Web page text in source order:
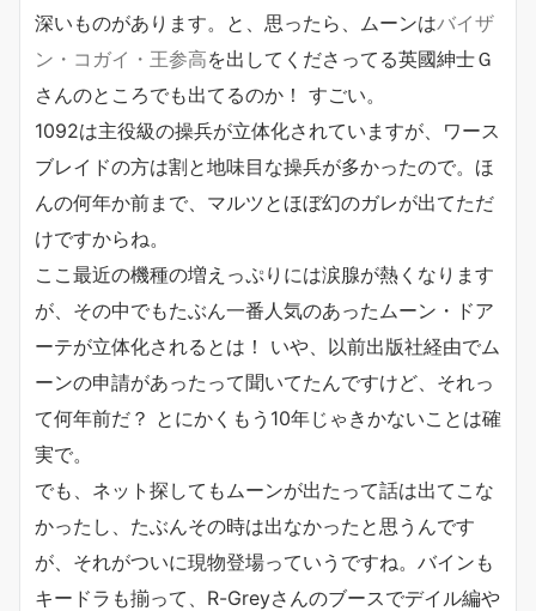
深いものがあります。と、思ったら、ムーンはバイザ
ン・コガイ・王参高を出してくださってる英國紳士Ｇ
さんのところでも出てるのか！ すごい。
1092は主役級の操兵が立体化されていますが、ワース
ブレイドの方は割と地味目な操兵が多かったので。ほ
んの何年か前まで、マルツとほぼ幻のガレが出てただ
けですからね。
ここ最近の機種の増えっぷりには涙腺が熱くなります
が、その中でもたぶん一番人気のあったムーン・ドア
ーテが立体化されるとは！ いや、以前出版社経由でム
ーンの申請があったって聞いてたんですけど、それっ
て何年前だ？ とにかくもう10年じゃきかないことは確
実で。
でも、ネット探してもムーンが出たって話は出てこな
かったし、たぶんその時は出なかったと思うんです
が、それがついに現物登場っていうですね。バインも
キードラも揃って、R-Greyさんのブースでデイル編や